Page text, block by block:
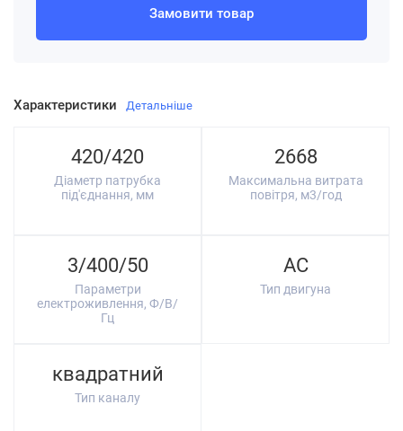
Характеристики Детальніше
420/420
Діаметр патрубка
під'єднання, мм
2668
Максимальна витрата
повітря, м3/год
3/400/50
Параметри
електроживлення, Ф/В/
Гц
AC
Тип двигуна
квадратний
Тип каналу
Замовити товар